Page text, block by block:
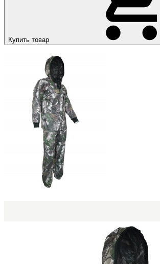
Купить товар